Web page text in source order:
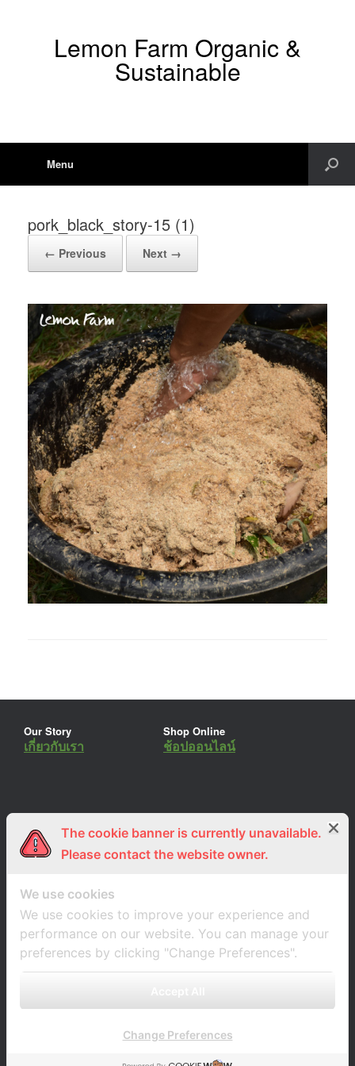
Lemon Farm Organic &
Sustainable
Menu
pork_black_story-15 (1)
← Previous Next →
Our Story
เกี่ยวกับเรา
Shop Online
ช้อปออนไลน์
ร่วมงานกับเรา
สมัครงาน
Lemon Farm Cafe
ร้านอาหารอินทรีย์
The cookie banner is currently unavailable.
Please contact the website owner.
We use cookies
We use cookies to improve your experience and
performance on our website. You can manage your
preferences by clicking "Change Preferences".
Change Preferences